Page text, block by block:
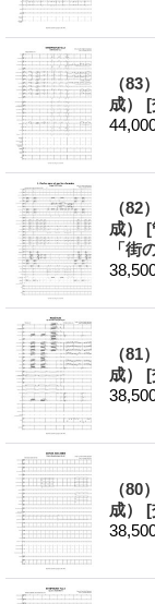
（
成） [
（
成） [
「街
（
成） [
（
成） [